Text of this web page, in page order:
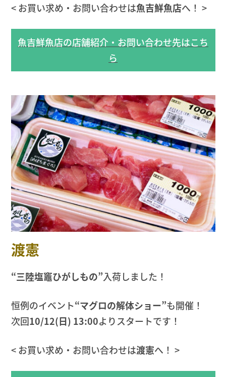
< お買い求め・お問い合わせは魚吉鮮魚店へ！ >
魚吉鮮魚店の店舗紹介・お問い合わせ先はこち
ら
渡憲
“三陸塩竈ひがしもの”入荷しました！
恒例のイベント“マグロの解体ショー”も開催！
次回10/12(日) 13:00よりスタートです！
< お買い求め・お問い合わせは渡憲へ！ >